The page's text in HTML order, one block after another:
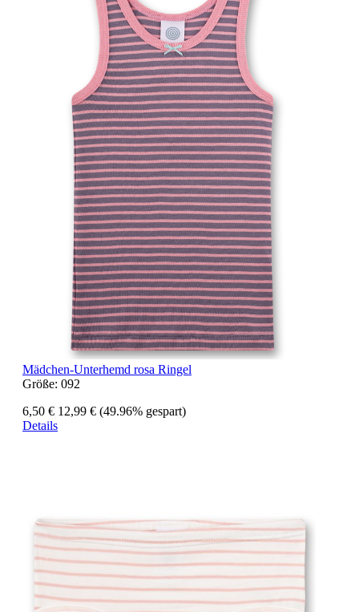
Mädchen-Unterhemd rosa Ringel
Größe: 092
6,50 € 12,99 € (49.96% gespart)
Details